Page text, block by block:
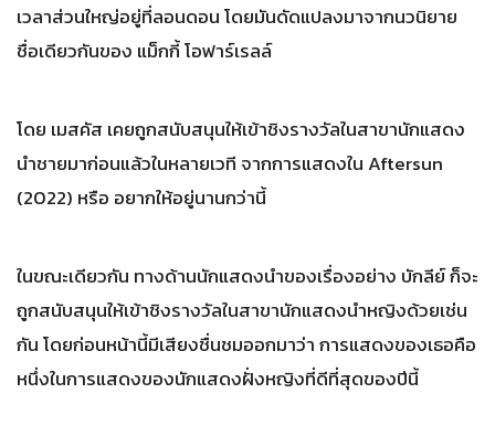
เวลาส่วนใหญ่อยู่ที่ลอนดอน โดยมันดัดแปลงมาจากนวนิยาย
ชื่อเดียวกันของ แม็กกี้ โอฟาร์เรลล์
โดย เมสคัส เคยถูกสนับสนุนให้เข้าชิงรางวัลในสาขานักแสดง
นำชายมาก่อนแล้วในหลายเวที จากการแสดงใน Aftersun
(2022) หรือ อยากให้อยู่นานกว่านี้
ในขณะเดียวกัน ทางด้านนักแสดงนำของเรื่องอย่าง บักลีย์ ก็จะ
ถูกสนับสนุนให้เข้าชิงรางวัลในสาขานักแสดงนำหญิงด้วยเช่น
กัน โดยก่อนหน้านี้มีเสียงชื่นชมออกมาว่า การแสดงของเธอคือ
หนึ่งในการแสดงของนักแสดงฝั่งหญิงที่ดีที่สุดของปีนี้